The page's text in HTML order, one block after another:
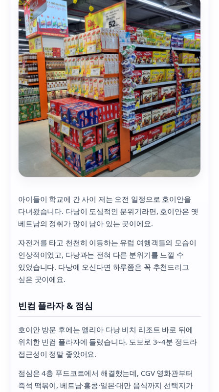
아이들이 학교에 간 사이 저는 오전 일정으로 호이안을
다녀왔습니다. 다낭이 도심적인 분위기라면, 호이안은 옛
베트남의 정취가 많이 남아 있는 곳이에요.
자전거를 타고 천천히 이동하는 유럽 여행객들의 모습이
인상적이었고, 다낭과는 전혀 다른 분위기를 느낄 수
있었습니다. 다낭에 오신다면 하루쯤은 꼭 추천드리고
싶은 곳이에요.
빈컴 플라자 & 점심
호이안 방문 후에는 멜리아 다낭 비치 리조트 바로 뒤에
위치한 빈컴 플라자에 들렀습니다. 도보로 3~4분 정도라
접근성이 정말 좋았어요.
점심은 4층 푸드코트에서 해결했는데, CGV 영화관부터
즉석 떡볶이, 베트남·홍콩·일본·대만 음식까지 선택지가